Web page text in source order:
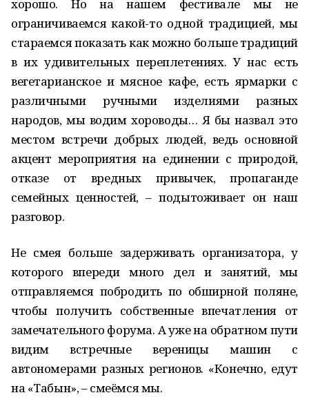
хорошо. Но на нашем фестивале мы не
ограничиваемся какой-то одной традицией, мы
стараемся показать как можно больше традиций
в их удивительных переплетениях. У нас есть
вегетарианское и мясное кафе, есть ярмарки с
различными ручными изделиями разных
народов, мы водим хороводы… Я бы назвал это
местом встречи добрых людей, ведь основной
акцент мероприятия на единении с природой,
отказе от вредных привычек, пропаганде
семейных ценностей, – подытоживает он наш
разговор.
Не смея больше задерживать организатора, у
которого впереди много дел и занятий, мы
отправляемся побродить по обширной поляне,
чтобы получить собственные впечатления от
замечательного форума. А уже на обратном пути
видим встречные вереницы машин с
автономерами разных регионов. «Конечно, едут
на «Табын», – смеёмся мы.